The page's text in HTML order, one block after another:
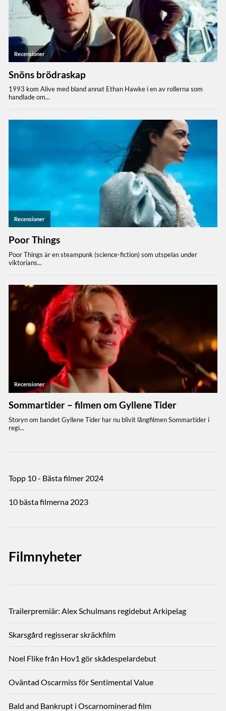
Topp 10 - Bästa filmer 2024
10 bästa filmerna 2023
Filmnyheter
Trailerpremiär: Alex Schulmans regidebut Arkipelag
Skarsgård regisserar skräckfilm
Noel Flike från Hov1 gör skådespelardebut
Oväntad Oscarmiss för Sentimental Value
Bald and Bankrupt i Oscarnominerad film